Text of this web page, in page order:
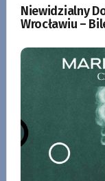
Niewidzialny
Wrocławiu –